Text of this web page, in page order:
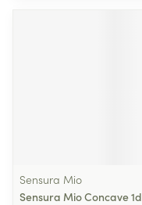
Sensura Mio
Sensura Mio Concave 1d